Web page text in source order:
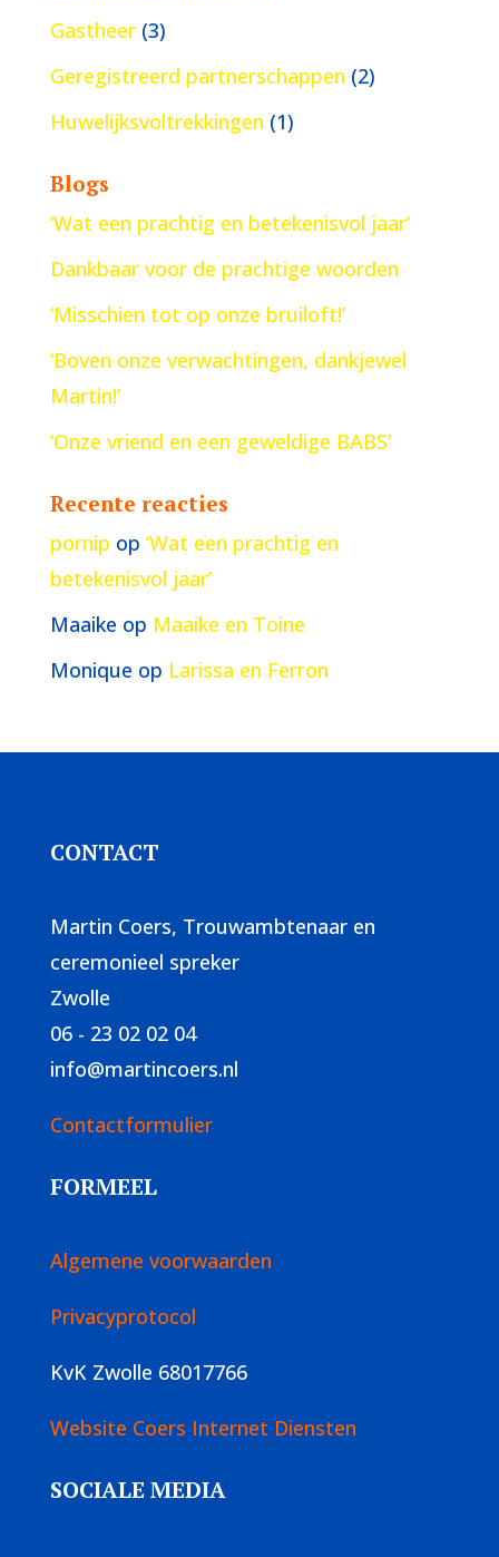
Gastheer(3)
Geregistreerd partnerschappen (2)
Huwelijksvoltrekkingen (1)
Blogs
‘Wat een prachtig en betekenisvol jaar’
Dankbaar voor de prachtige woorden
‘Misschien tot op onze bruiloft!’
‘Boven onze verwachtingen, dankjewel
Martin!’
‘Onze vriend en een geweldige BABS’
Recente reacties
pornip op ‘Wat een prachtig en
betekenisvol jaar’
Maaike op Maaike en Toine
Monique op Larissa en Ferron
CONTACT
Martin Coers, Trouwambtenaar en
ceremonieel spreker
Zwolle
06 - 23 02 02 04
info@martincoers.nl
Contactformulier
FORMEEL
Algemene voorwaarden
Privacyprotocol
KvK Zwolle 68017766
Website Coers Internet Diensten
SOCIALE MEDIA